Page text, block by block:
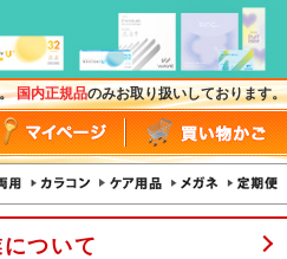
国内正規品のみお取り扱いしております。
ついて